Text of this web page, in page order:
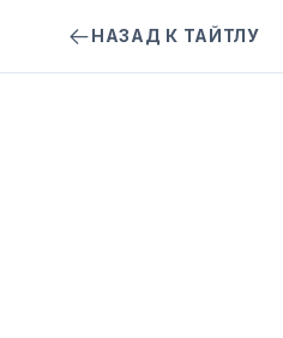
НАЗАД К ТАЙТЛУ